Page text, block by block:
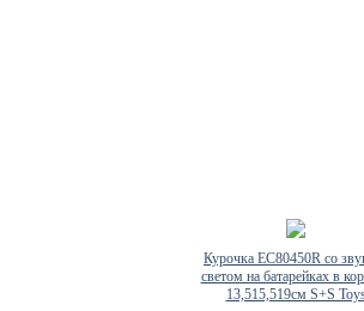
Курочка EC80450R со
светом на батарейках в
13,515,519см S+S